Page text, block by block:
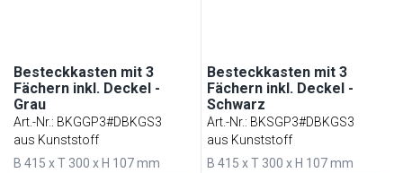
Besteckkasten mit 3
Fächern inkl. Deckel -
Grau
Art.-Nr.: BKGGP3#DBKGS3
aus Kunststoff
B 415 x T 300 x H 107 mm
Besteckkasten mit 3
Fächern inkl. Deckel -
Schwarz
Art.-Nr.: BKSGP3#DBKGS3
aus Kunststoff
B 415 x T 300 x H 107 mm